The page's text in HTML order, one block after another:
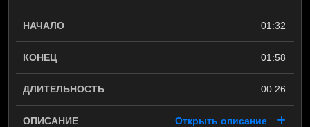
01:32
01:58
00:26
Открыть описание